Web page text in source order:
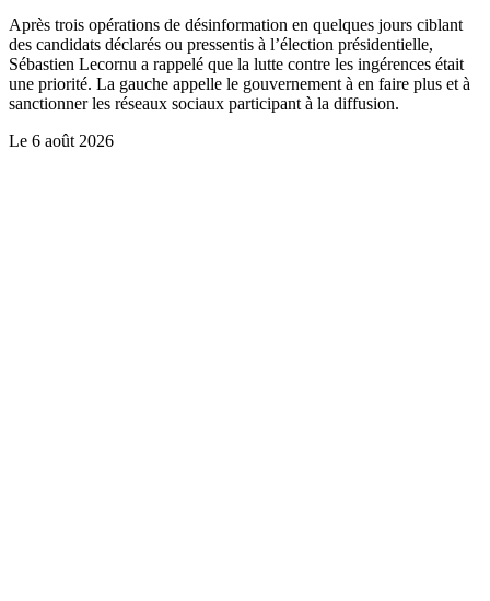
Après trois opérations de désinformation en quelques jours ciblant
des candidats déclarés ou pressentis à l’élection présidentielle,
Sébastien Lecornu a rappelé que la lutte contre les ingérences était
une priorité. La gauche appelle le gouvernement à en faire plus et à
sanctionner les réseaux sociaux participant à la diffusion.
Le 6 août 2026